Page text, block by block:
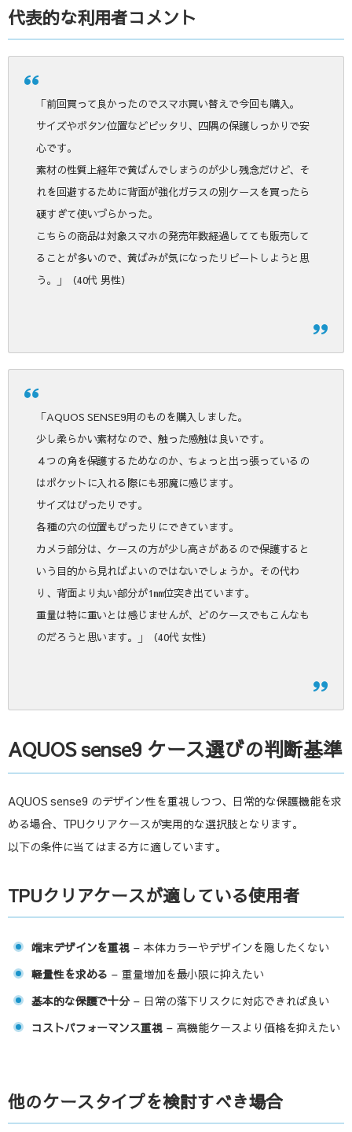
代表的な利用者コメント
「前回買って良かったのでスマホ買い替えで今回も購入。
サイズやボタン位置などピッタリ、四隅の保護しっかりで安
心です。
素材の性質上経年で黄ばんでしまうのが少し残念だけど、そ
れを回避するために背面が強化ガラスの別ケースを買ったら
硬すぎて使いづらかった。
こちらの商品は対象スマホの発売年数経過してても販売して
ることが多いので、黄ばみが気になったリピートしようと思
う。」（40代 男性）
「AQUOS SENSE9用のものを購入しました。
少し柔らかい素材なので、触った感触は良いです。
４つの角を保護するためなのか、ちょっと出っ張っているの
はポケットに入れる際にも邪魔に感じます。
サイズはぴったりです。
各種の穴の位置もぴったりにできています。
カメラ部分は、ケースの方が少し高さがあるので保護すると
いう目的から見ればよいのではないでしょうか。その代わ
り、背面より丸い部分が1㎜位突き出ています。
重量は特に重いとは感じませんが、どのケースでもこんなも
のだろうと思います。」（40代 女性）
AQUOS sense9 ケース選びの判断基準
AQUOS sense9 のデザイン性を重視しつつ、日常的な保護機能を求
める場合、TPUクリアケースが実用的な選択肢となります。
以下の条件に当てはまる方に適しています。
TPUクリアケースが適している使用者
端末デザインを重視 – 本体カラーやデザインを隠したくない
軽量性を求める – 重量増加を最小限に抑えたい
基本的な保護で十分– 日常の落下リスクに対応できれば良い
コストパフォーマンス重視– 高機能ケースより価格を抑えたい
他のケースタイプを検討すべき場合